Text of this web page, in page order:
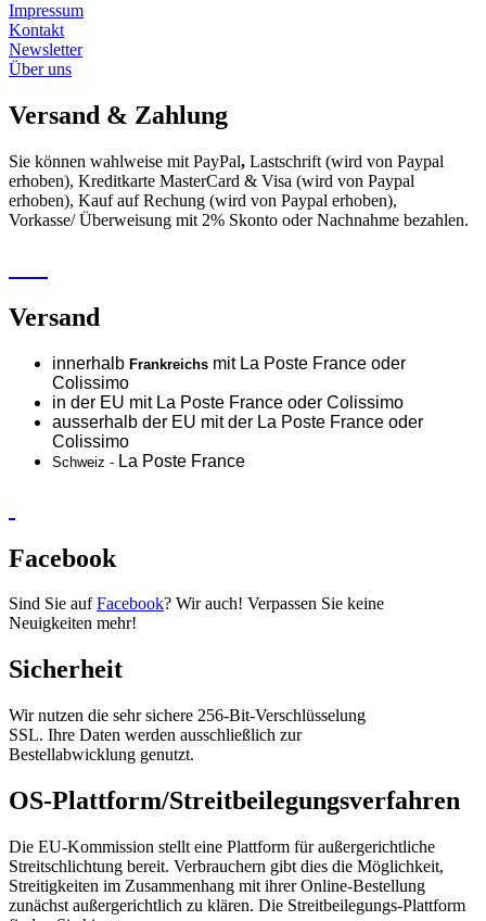
Impressum
Kontakt
Newsletter
Über uns
Versand & Zahlung
Sie können wahlweise mit PayPal, Lastschrift (wird von Paypal
erhoben), Kreditkarte MasterCard & Visa (wird von Paypal
erhoben), Kauf auf Rechung (wird von Paypal erhoben),
Vorkasse/ Überweisung mit 2% Skonto oder Nachnahme bezahlen.
Versand
innerhalb Frankreichs mit La Poste France oder
Colissimo
in der EU mit La Poste France oder Colissimo
ausserhalb der EU mit der La Poste France oder
Colissimo
Schweiz - La Poste France
Facebook
Sind Sie aufFacebook? Wir auch! Verpassen Sie keine
Neuigkeiten mehr!
Sicherheit
Wir nutzen die sehr sichere 256-Bit-Verschlüsselung
SSL. Ihre Daten werden ausschließlich zur
Bestellabwicklung genutzt.
OS-Plattform/Streitbeilegungsverfahren
Die EU-Kommission stellt eine Plattform für außergerichtliche
Streitschlichtung bereit. Verbrauchern gibt dies die Möglichkeit,
Streitigkeiten im Zusammenhang mit ihrer Online-Bestellung
zunächst außergerichtlich zu klären. Die Streitbeilegungs-Plattform